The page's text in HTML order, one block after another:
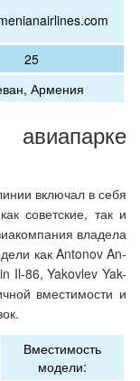
25
Армения
включал в себя
советские, так и
владела
как Antonov An-
Il-86, Yakovlev Yak-
вместимости и
Вместимость
модели: